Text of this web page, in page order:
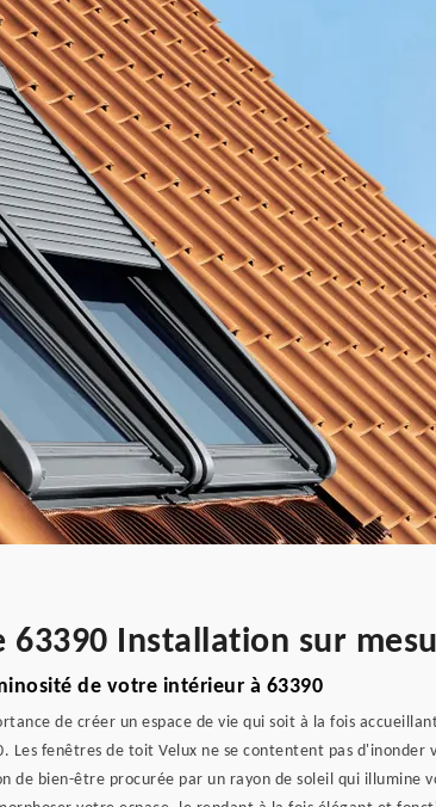
63390 Installation sur
de votre intérieur à 63390
de créer un espace de vie qui soit à la fois
Les fenêtres de toit Velux ne se contentent pas
de bien-être procurée par un rayon de soleil qui illumine